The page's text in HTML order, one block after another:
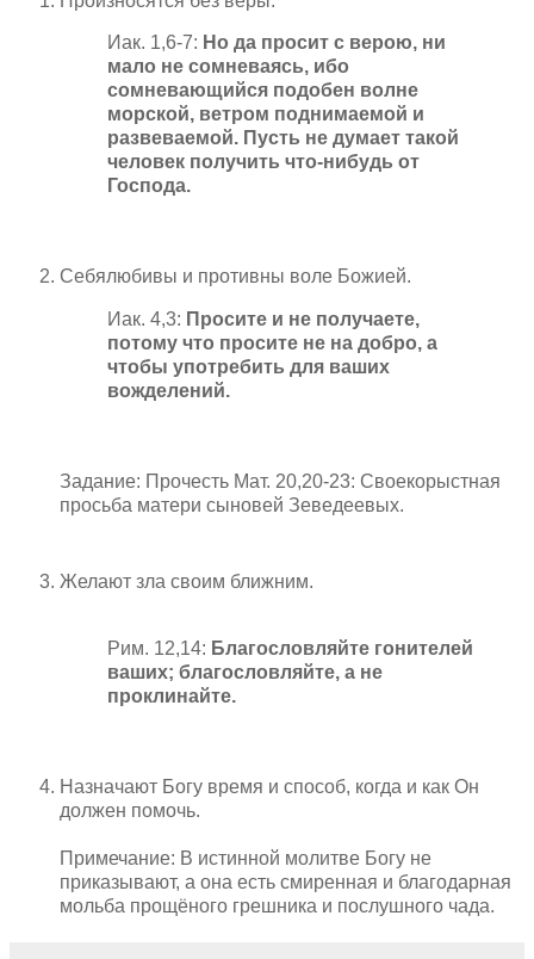
Иак. 1,6-7: Но да просит с верою, ни
мало не сомневаясь, ибо
сомневающийся подобен волне
морской, ветром поднимаемой и
развеваемой. Пусть не думает такой
человек получить что-нибудь от
Господа.
Себялюбивы и противны воле Божией.
Иак. 4,3: Просите и не получаете,
потому что просите не на добро, а
чтобы употребить для ваших
вожделений.
Задание: Прочесть Мат. 20,20-23: Своекорыстная
просьба матери сыновей Зеведеевых.
Желают зла своим ближним.
Рим. 12,14: Благословляйте гонителей
ваших; благословляйте, а не
проклинайте.
Назначают Богу время и способ, когда и как Он
должен помочь.
Примечание: В истинной молитве Богу не
приказывают, а она есть смиренная и благодарная
мольба прощёного грешника и послушного чада.